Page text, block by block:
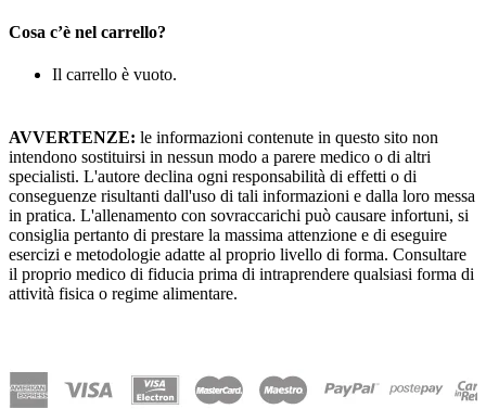
Cosa c’è nel carrello?
Il carrello è vuoto.
AVVERTENZE: le informazioni contenute in questo sito non
intendono sostituirsi in nessun modo a parere medico o di altri
specialisti. L'autore declina ogni responsabilità di effetti o di
conseguenze risultanti dall'uso di tali informazioni e dalla loro messa
in pratica. L'allenamento con sovraccarichi può causare infortuni, si
consiglia pertanto di prestare la massima attenzione e di eseguire
esercizi e metodologie adatte al proprio livello di forma. Consultare
il proprio medico di fiducia prima di intraprendere qualsiasi forma di
attività fisica o regime alimentare.